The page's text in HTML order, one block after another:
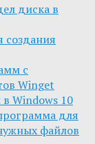
диска в
создания
с
Winget
Windows 10
для
файлов